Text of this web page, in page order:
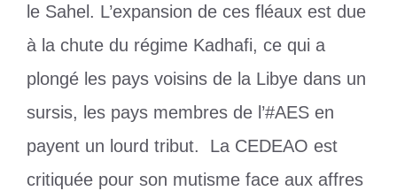
le Sahel. L’expansion de ces fléaux est due
à la chute du régime Kadhafi, ce qui a
plongé les pays voisins de la Libye dans un
sursis, les pays membres de l’#AES en
payent un lourd tribut. La CEDEAO est
critiquée pour son mutisme face aux affres